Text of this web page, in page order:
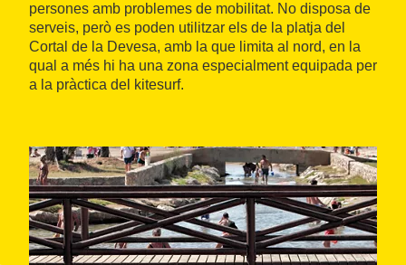
persones amb problemes de mobilitat. No disposa de
serveis, però es poden utilitzar els de la platja del
Cortal de la Devesa, amb la que limita al nord, en la
qual a més hi ha una zona especialment equipada per
a la pràctica del kitesurf.